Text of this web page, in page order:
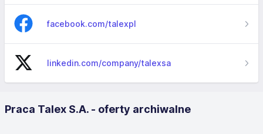
facebook.com/talexpl
linkedin.com/company/talexsa
Praca Talex S.A. - oferty archiwalne